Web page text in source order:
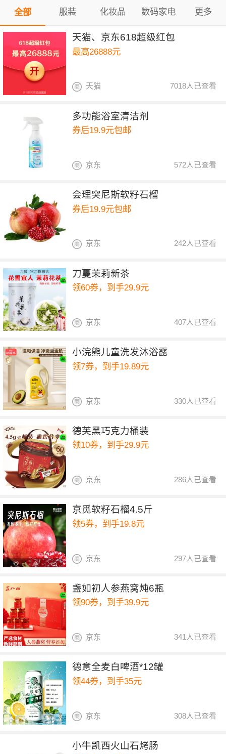
全部 服装 化妆品 数码家电 更多
天猫、京东618超级红包
最高26888元
7018人已查看
天猫
多功能浴室清洁剂
券后19.9元包邮
572人已查看
京东
会理突尼斯软籽石榴
券后19.9元包邮
242人已查看
京东
刀蔓茉莉新茶
领60券，到手29.9元
407人已查看
京东
小浣熊儿童洗发沐浴露
领7券，到手19.89元
330人已查看
京东
德芙黑巧克力桶装
领10券，到手29.9元
286人已查看
京东
京觅软籽石榴4.5斤
领5券，到手19.8元
297人已查看
京东
盏如初人参燕窝炖6瓶
领90券，到手39.9元
341人已查看
京东
德意全麦白啤酒*12罐
领44券，到手35元
308人已查看
京东
小牛凯西火山石烤肠